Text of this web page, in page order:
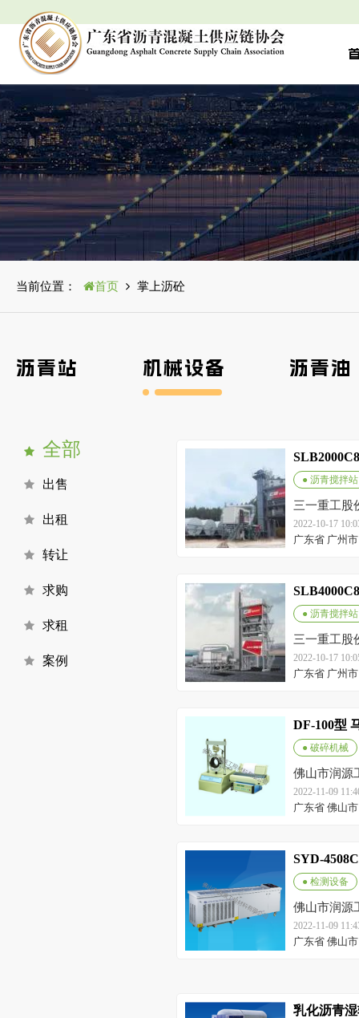
当前位置： 首页 掌上沥砼
沥青站 机械设备 沥青油
全部
出售
出租
转让
求购
求租
案例
● 沥青搅拌站
三一重工股
2022-10-17
广东省 广州
● 沥青搅拌站
三一重工股
2022-10-17
广东省 广州
DF-100型
● 破碎机械
佛山市润源
2022-11-09
广东省 佛山
SYD-
● 检测设备
佛山市润源
2022-11-09
广东省 佛山
乳化沥青